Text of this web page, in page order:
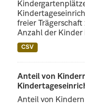
freier
Anzahl der Kinder
CSV
Anteil von
Anteil von